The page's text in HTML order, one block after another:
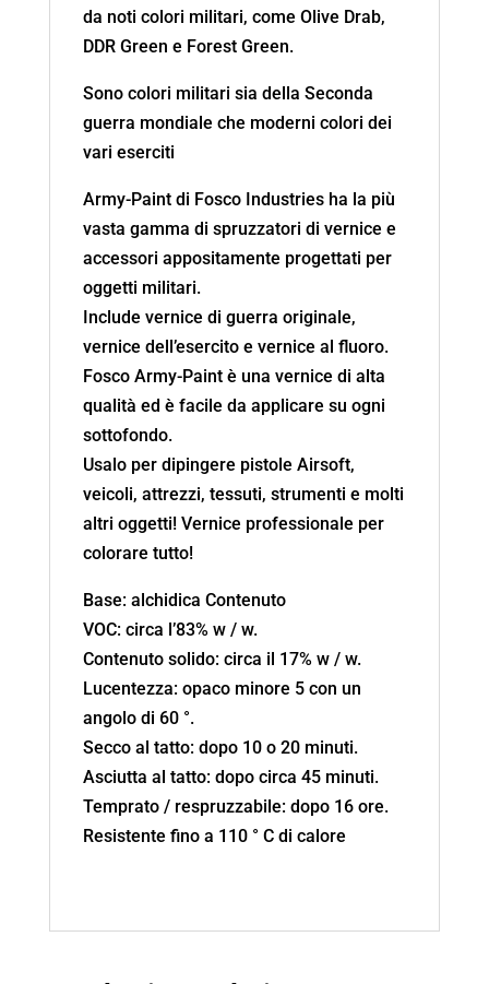
da noti colori militari, come Olive Drab,
DDR Green e Forest Green.
Sono colori militari sia della Seconda
guerra mondiale che moderni colori dei
vari eserciti
Army-Paint di Fosco Industries ha la più
vasta gamma di spruzzatori di vernice e
accessori appositamente progettati per
oggetti militari.
Include vernice di guerra originale,
vernice dell’esercito e vernice al fluoro.
Fosco Army-Paint è una vernice di alta
qualità ed è facile da applicare su ogni
sottofondo.
Usalo per dipingere pistole Airsoft,
veicoli, attrezzi, tessuti, strumenti e molti
altri oggetti! Vernice professionale per
colorare tutto!
Base: alchidica Contenuto
VOC: circa l’83% w / w.
Contenuto solido: circa il 17% w / w.
Lucentezza: opaco minore 5 con un
angolo di 60 °.
Secco al tatto: dopo 10 o 20 minuti.
Asciutta al tatto: dopo circa 45 minuti.
Temprato / respruzzabile: dopo 16 ore.
Resistente fino a 110 ° C di calore